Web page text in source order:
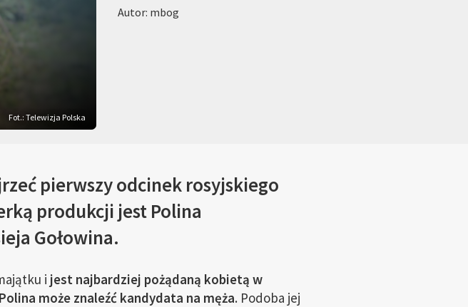
Autor: mbog
Fot.: Telewizja Polska
pierwszy odcinek rosyjskiego
produkcji jest Polina
Gołowina.
i jest najbardziej pożądaną kobietą w
Polina może znaleźć kandydata na męża. Podoba jej